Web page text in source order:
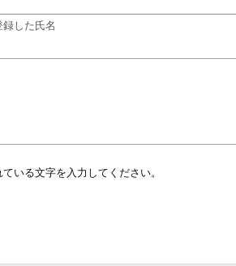
した氏名
いる文字を入力してください。